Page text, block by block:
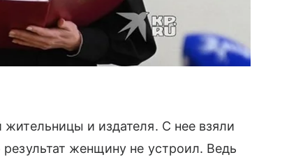
и издателя. С нее взяли
женщину не устроил. Ведь